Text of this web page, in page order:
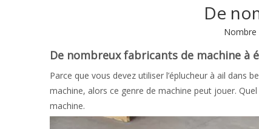
De
Nombre
De nombreux fabricants de machine à
Parce que vous devez utiliser l’éplucheur à ail dans
machine, alors ce genre de machine peut jouer.
machine.